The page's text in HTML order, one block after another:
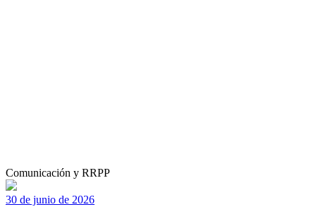
Comunicación y RRPP
30 de junio de 2026